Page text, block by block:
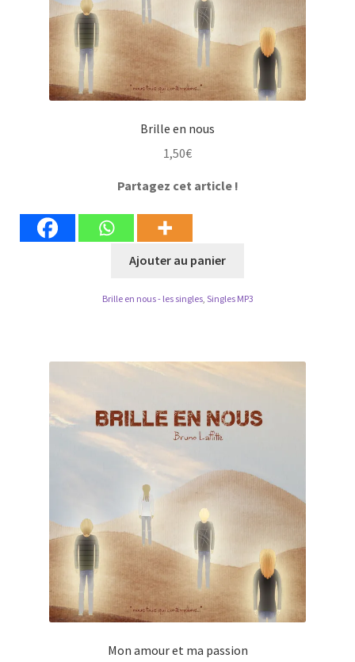
Brille en nous
1,50€
Partagez cet article !
Ajouter au panier
Brille en nous - les singles, Singles MP3
Mon amour et ma passion